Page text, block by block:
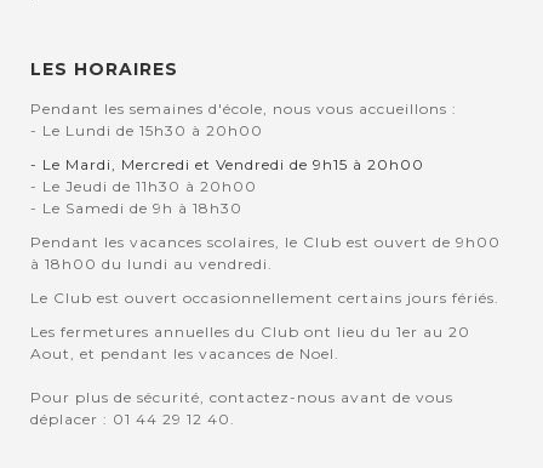
LES HORAIRES
Pendant les semaines d'école, nous vous accueillons :
- Le Lundi de 15h30 à 20h00
- Le Mardi, Mercredi et Vendredi de 9h15 à 20h00
- Le Jeudi de 11h30 à 20h00
- Le Samedi de 9h à 18h30
Pendant les vacances scolaires, le Club est ouvert de 9h00
à 18h00 du lundi au vendredi.
Le Club est ouvert occasionnellement certains jours fériés.
Les fermetures annuelles du Club ont lieu du 1er au 20
Aout, et pendant les vacances de Noel.
Pour plus de sécurité, contactez-nous avant de vous
déplacer : 01 44 29 12 40.